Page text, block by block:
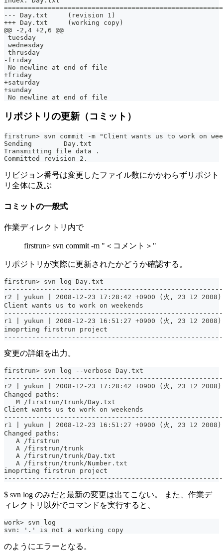
--- Day.txt	(revision 1)
+++ Day.txt	(working copy)
@@ -2,4 +2,6 @@
tuesday
wednesday
thrusday
-friday
No newline at end of file
+friday
+saturday
+sunday
No newline at end of file
リポジトリの更新（コミット）
firstrun> svn commit -m "Client wants us to work on
Sending        Day.txt
Transmitting file data .
Committed revision 2.
リビジョン番号は変更したファイル数にかかわらずリポジト
リ全体に及ぶ
コミットの一般式
作業ディレクトリ内で
firstrun> svn commit -m "＜コメント＞"
リポジトリが実際に更新されたかどうか確認する。
firstrun> svn log Day.txt
r2 | yukun | 2008-12-23 17:28:42 +0900 (火, 23 12
Client wants us to work on weekends
r1 | yukun | 2008-12-23 16:51:27 +0900 (火, 23 12
imoprting firstrun project
変更の詳細を出力。
firstrun> svn log --verbose Day.txt
r2 | yukun | 2008-12-23 17:28:42 +0900 (火, 23 12
Changed paths:
   M /firstrun/trunk/Day.txt
Client wants us to work on weekends
r1 | yukun | 2008-12-23 16:51:27 +0900 (火, 23 12
Changed paths:
   A /firstrun
   A /firstrun/trunk
   A /firstrun/trunk/Day.txt
   A /firstrun/trunk/Number.txt
imoprting firstrun project
$ svn log のみだと最新の変更は出てこない。 また、作業デ
ィレクトリ以外でコマンドを実行すると、
work> svn log
svn: '.' is not a working copy
のようにエラーとなる。